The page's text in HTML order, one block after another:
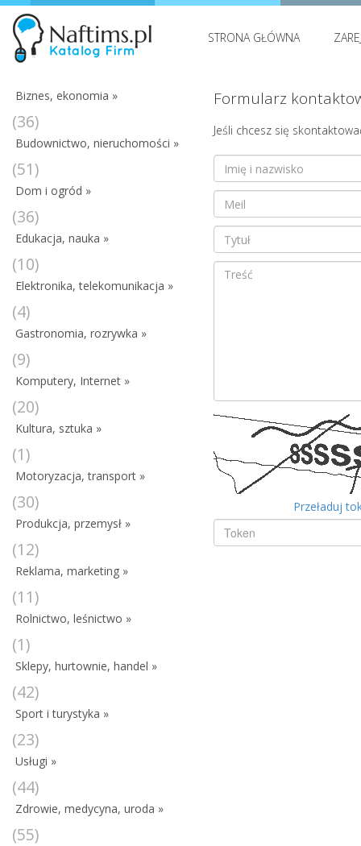
STRONA GŁÓWNA
Biznes, ekonomia »
(36)
Budownictwo, nieruchomości »
(51)
Dom i ogród »
(36)
Edukacja, nauka »
(10)
Elektronika, telekomunikacja »
(4)
Gastronomia, rozrywka »
(9)
Komputery, Internet »
(20)
Kultura, sztuka »
(1)
Motoryzacja, transport »
(30)
Produkcja, przemysł »
(12)
Reklama, marketing »
(11)
Rolnictwo, leśnictwo »
(1)
Sklepy, hurtownie, handel »
(42)
Sport i turystyka »
(23)
Usługi »
(44)
Zdrowie, medycyna, uroda »
(55)
Formularz
Jeśli chcesz się
Przeładuj